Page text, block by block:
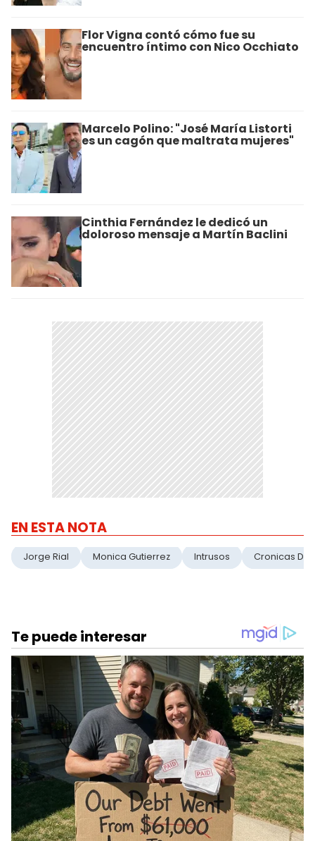
Flor Vigna contó cómo fue su
encuentro íntimo con Nico Occhiato
Marcelo Polino: "José María Listorti
es un cagón que maltrata mujeres"
Cinthia Fernández le dedicó un
doloroso mensaje a Martín Baclini
EN ESTA NOTA
Jorge Rial Monica Gutierrez Intrusos Cronicas De